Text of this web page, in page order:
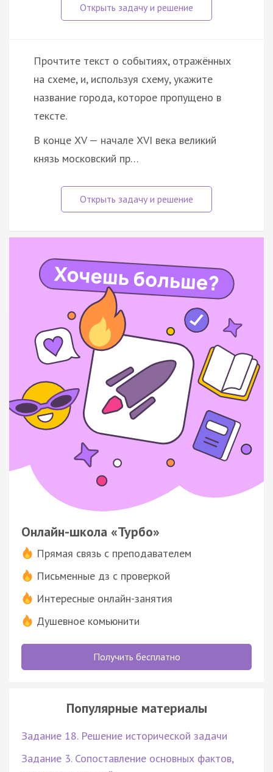
Прочтите текст о событиях, отражённых
на схеме, и, используя схему, укажите
название города, которое пропущено в
тексте.
В конце XV — начале XVI века великий
князь московский пр…
Онлайн-школа «Турбо»
Прямая связь с преподавателем
Письменные дз с проверкой
Интересные онлайн-занятия
Душевное комьюнити
Получить бесплатно
Популярные материалы
Задание 18. Решение исторической задачи
Задание 3. Сопоставление основных фактов,